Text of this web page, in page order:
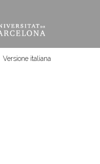
Versione italiana